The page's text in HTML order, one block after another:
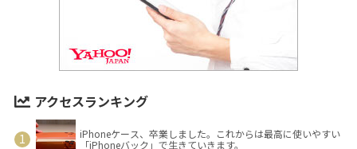
アクセスランキング
iPhoneケース、卒業しました。これからは最高に使いやすい
「iPhoneバック」で生きていきます。